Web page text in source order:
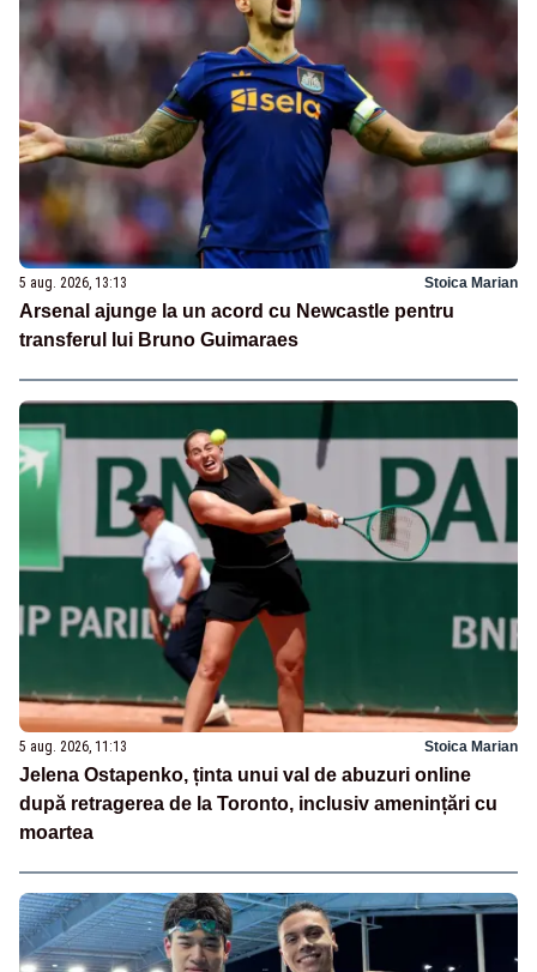
5 aug. 2026, 13:13 Stoica Marian
Arsenal ajunge la un acord cu Newcastle pentru
transferul lui Bruno Guimaraes
5 aug. 2026, 11:13 Stoica Marian
Jelena Ostapenko, ținta unui val de abuzuri online
după retragerea de la Toronto, inclusiv amenințări cu
moartea